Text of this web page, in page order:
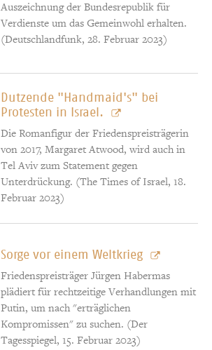
Auszeichnung der Bundesrepublik für
Verdienste um das Gemeinwohl erhalten.
(Deutschlandfunk, 28. Februar 2023)
Dutzende "Handmaid's" bei
Protesten in Israel.
Die Romanfigur der Friedenspreisträgerin
von 2017, Margaret Atwood, wird auch in
Tel Aviv zum Statement gegen
Unterdrückung. (The Times of Israel, 18.
Februar 2023)
Sorge vor einem Weltkrieg
Friedenspreisträger Jürgen Habermas
plädiert für rechtzeitige Verhandlungen mit
Putin, um nach "erträglichen
Kompromissen" zu suchen. (Der
Tagesspiegel, 15. Februar 2023)